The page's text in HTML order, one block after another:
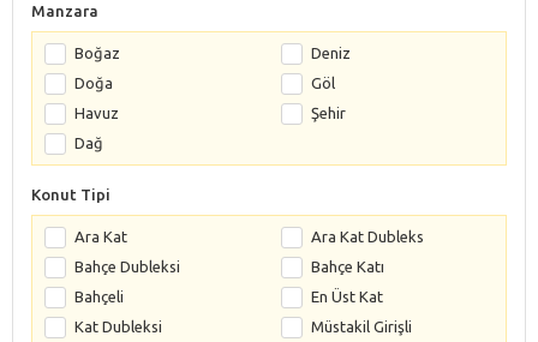
Manzara
Boğaz
Deniz
Doğa
Göl
Havuz
Şehir
Dağ
Konut Tipi
Ara Kat
Ara Kat Dubleks
Bahçe Dubleksi
Bahçe Katı
Bahçeli
En Üst Kat
Kat Dubleksi
Müstakil Girişli